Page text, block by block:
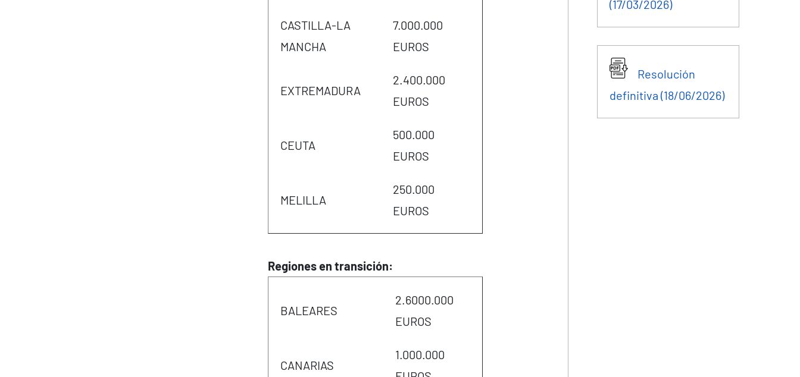
CASTILLA-LA
MANCHA
7.000.000
EUROS
EXTREMADURA
2.400.000
EUROS
CEUTA
500.000
EUROS
MELILLA
250.000
EUROS
Regiones en transición:
BALEARES
2.6000.000
EUROS
CANARIAS
1.000.000
(17/03/2026)
Resolución
definitiva (18/06/2026)